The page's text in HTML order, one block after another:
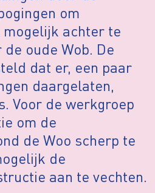
om
achter te
oude Wob. De
dat er, een paar
daargelaten,
Voor de werkgroep
om de
de Woo scherp te
de
aan te vechten.